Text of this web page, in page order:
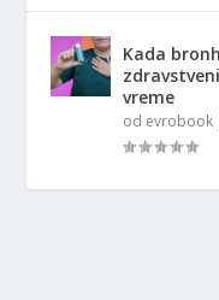
Kada
vreme
od evrobook